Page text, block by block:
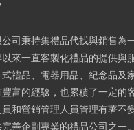
司秉持集禮品代找與銷售為
來一直客製化禮品的提供與
禮品、電器用品、紀念品及
豐富的經驗，也累積了一定的
和營銷管理人員管理有著不
善企劃專業的禮品公司之一。